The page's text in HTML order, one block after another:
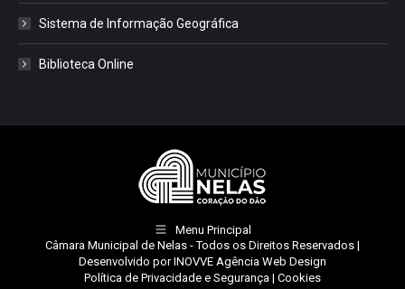
Sistema de Informação Geográfica
Biblioteca Online
Menu Principal
Câmara Municipal de Nelas - Todos os Direitos Reservados |
Desenvolvido porINOVVE Agência Web Design
Política de Privacidade e Segurança | Cookies